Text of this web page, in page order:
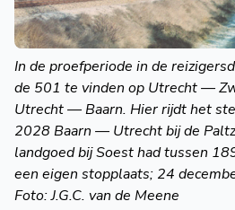
In de proefperiode in de
de 501 te vinden op Utrecht —
Utrecht — Baarn. Hier rijdt het
2028 Baarn — Utrecht bij de
landgoed bij Soest had tussen
een eigen stopplaats; 24
Foto: J.G.C. van de Meene